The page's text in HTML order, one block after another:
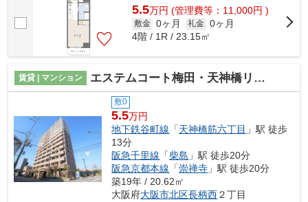
5.5万円 (管理費等：11,000円 )
敷金 0ヶ月 礼金 0ヶ月
4階 / 1R / 23.15㎡
賃貸 | マンション エステムコート梅田・天神橋リバーフロント
敷0
5.5万円
地下鉄谷町線 「天神橋筋六丁目 」駅 徒歩
13分
阪急千里線 「柴島 」駅 徒歩20分
阪急京都本線 「崇禅寺 」駅 徒歩20分
築19年 / 20.62㎡
大阪府大阪市北区長柄西２丁目